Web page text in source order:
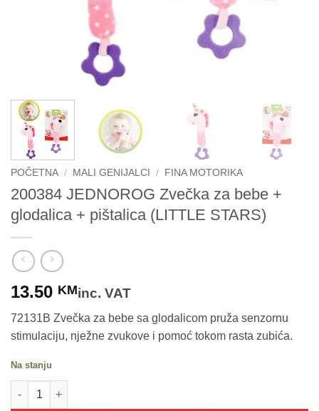
POČETNA / MALI GENIJALCI / FINA MOTORIKA
200384 JEDNOROG Zvečka za bebe +
glodalica + pištalica (LITTLE STARS)
13.50 KMinc. VAT
72131B Zvečka za bebe sa glodalicom pruža senzornu
stimulaciju, nježne zvukove i pomoć tokom rasta zubića.
Na stanju
200384 JEDNOROG Zvečka za bebe + glodalica + pištalica